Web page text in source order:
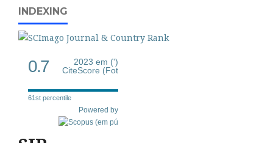
INDEXING
0.7
2023 em (')
CiteScore (Fot
61st percentile
Powered by